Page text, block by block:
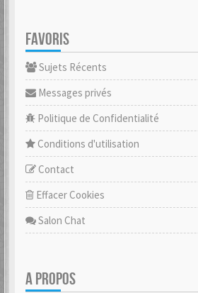
FAVORIS
Sujets Récents
Messages privés
Politique de Confidentialité
Conditions d'utilisation
Contact
Effacer Cookies
Salon Chat
A PROPOS